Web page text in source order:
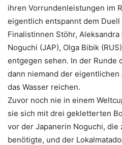
ihren Vorrundenleistungen im
eigentlich entspannt dem
Finalistinnen Stöhr, Aleksandra
Noguchi (JAP), Olga Bibik
entgegen sehen. In der Runde
dann niemand der
das Wasser reichen.
Zuvor noch nie in einem
sie sich mit drei gekletterten
vor der Japanerin Noguchi, die
benötigte, und der